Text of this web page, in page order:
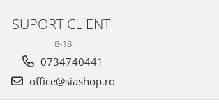
SUPORT CLIENTI
8-18
0734740441
office@siashop.ro